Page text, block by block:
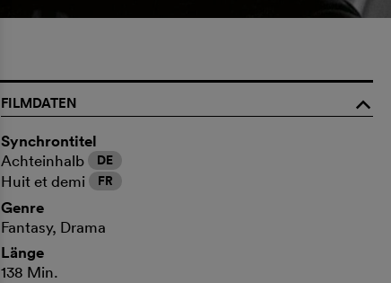
FILMDATEN
o
Synchrontitel
Achteinhalb DE
Huit et demi FR
Genre
Fantasy, Drama
Länge
138 Min.